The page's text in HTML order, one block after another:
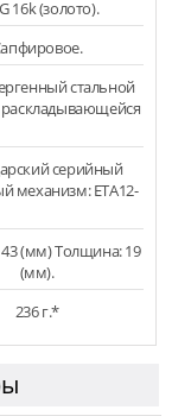
16k (золото).
стальной
раскладывающейся
серийный
механизм: ETA12-
(мм) Толщина: 19
(мм).
236 г.*